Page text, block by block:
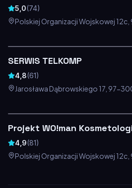
5,0(74)
Polskiej Organizacji Wojskowej
SERWIS TELKOMP
4,8(61)
Jarosława Dąbrowskiego 17, 97-
Projekt WO!man
4,9(81)
Polskiej Organizacji Wojskowej